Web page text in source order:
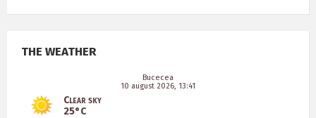
THE WEATHER
Bucecea
10 august 2026, 13:41
Clear sky
25°C